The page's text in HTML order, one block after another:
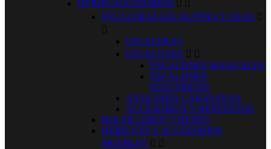
OTROS ACCESORIOS  
ESCALERAS ESCALONES Y ASAS 

ESCALERAS
ESCALONES  
ESCALONES MANUALES
ESCALONES
ELECTRICOS
ASAS PARA CARAVANAS
ACCESORIOS Y REPUESTOS
BOLSILLEROS Y REDES
HERRAJES Y ACCESORIOS
MUEBLES  